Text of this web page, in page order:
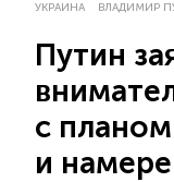
УКРАИНА
ВЛАДИМИР
Путин
с
и